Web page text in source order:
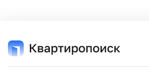
Балтийская
Бауманская
Беговая (МЦД - 1)